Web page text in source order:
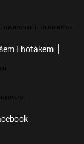
Lhotákem